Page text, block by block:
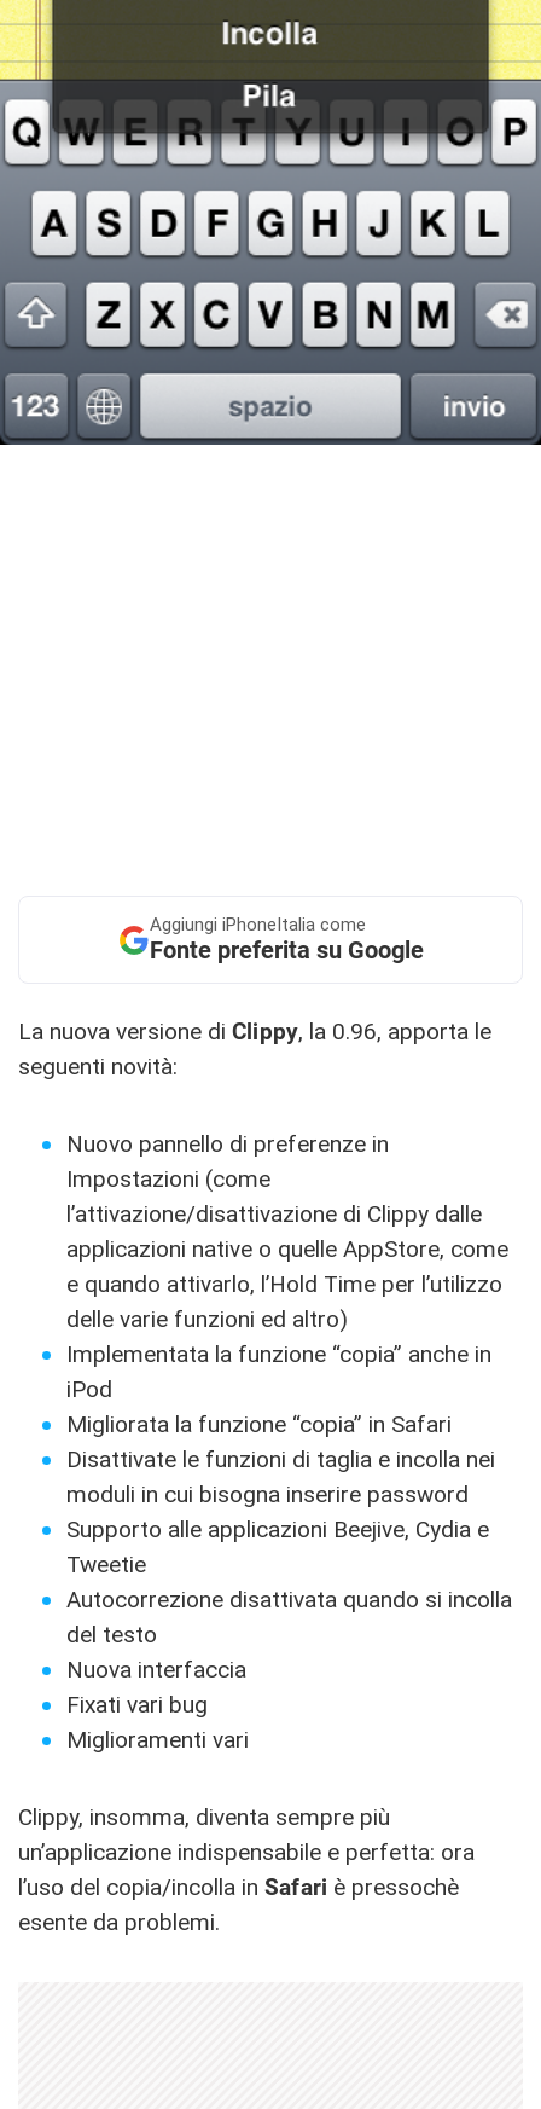
Aggiungi iPhoneItalia come
Fonte preferita su Google
La nuova versione di Clippy, la 0.96, apporta le
seguenti novità:
Nuovo pannello di preferenze in
Impostazioni (come
l’attivazione/disattivazione di Clippy dalle
applicazioni native o quelle AppStore, come
e quando attivarlo, l’Hold Time per l’utilizzo
delle varie funzioni ed altro)
Implementata la funzione “copia” anche in
iPod
Migliorata la funzione “copia” in Safari
Disattivate le funzioni di taglia e incolla nei
moduli in cui bisogna inserire password
Supporto alle applicazioni Beejive, Cydia e
Tweetie
Autocorrezione disattivata quando si incolla
del testo
Nuova interfaccia
Fixati vari bug
Miglioramenti vari
Clippy, insomma, diventa sempre più
un’applicazione indispensabile e perfetta: ora
l’uso del copia/incolla in Safari è pressochè
esente da problemi.